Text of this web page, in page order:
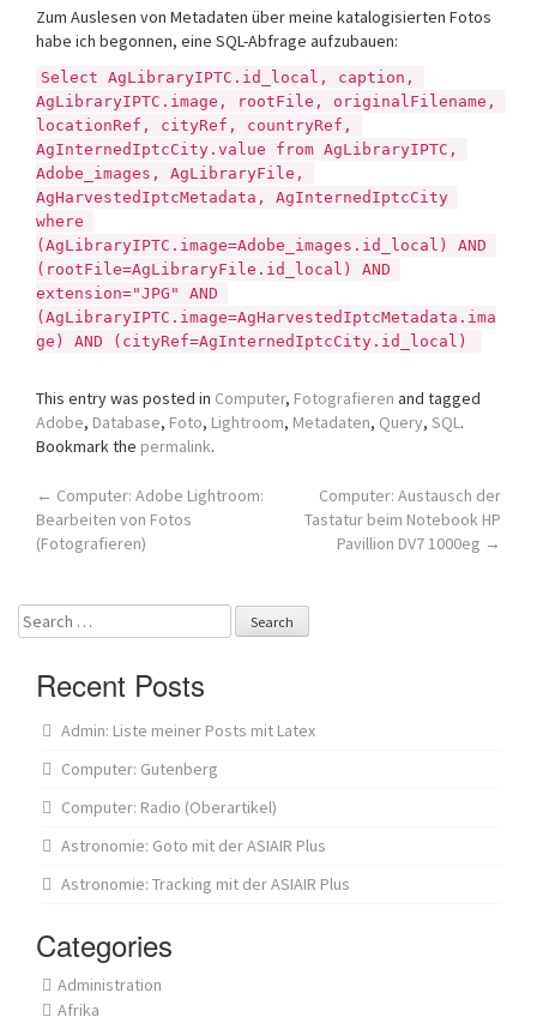
Zum Auslesen von Metadaten über meine katalogisierten Fotos
habe ich begonnen, eine SQL-Abfrage aufzubauen:
Select AgLibraryIPTC.id_local, caption,
AgLibraryIPTC.image, rootFile, originalFilename,
locationRef, cityRef, countryRef,
AgInternedIptcCity.value from AgLibraryIPTC,
Adobe_images, AgLibraryFile,
AgHarvestedIptcMetadata, AgInternedIptcCity
where
(AgLibraryIPTC.image=Adobe_images.id_local) AND
(rootFile=AgLibraryFile.id_local) AND
extension="JPG" AND
(AgLibraryIPTC.image=AgHarvestedIptcMetadata.ima
ge) AND (cityRef=AgInternedIptcCity.id_local)
This entry was posted in Computer, Fotografieren and tagged
Adobe, Database, Foto, Lightroom, Metadaten, Query, SQL.
Bookmark the permalink.
Post
navigation
← Computer: Adobe Lightroom:
Bearbeiten von Fotos
(Fotografieren)
Computer: Austausch der
Tastatur beim Notebook HP
Pavillion DV7 1000eg →
Search
for:
Recent Posts
Admin: Liste meiner Posts mit Latex
Computer: Gutenberg
Computer: Radio (Oberartikel)
Astronomie: Goto mit der ASIAIR Plus
Astronomie: Tracking mit der ASIAIR Plus
Categories
Administration
Afrika